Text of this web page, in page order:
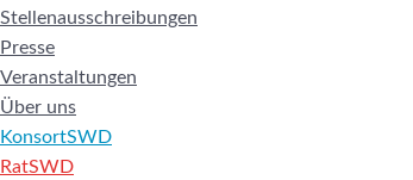
Stellenausschreibungen
Presse
Veranstaltungen
Über uns
KonsortSWD
RatSWD